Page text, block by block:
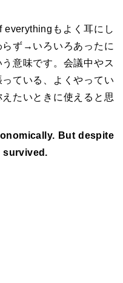
もよく耳にし
らず→いろいろあったに
意味です。会議中やス
ている、よくやってい
たいときに使えると思
But despite
survived.